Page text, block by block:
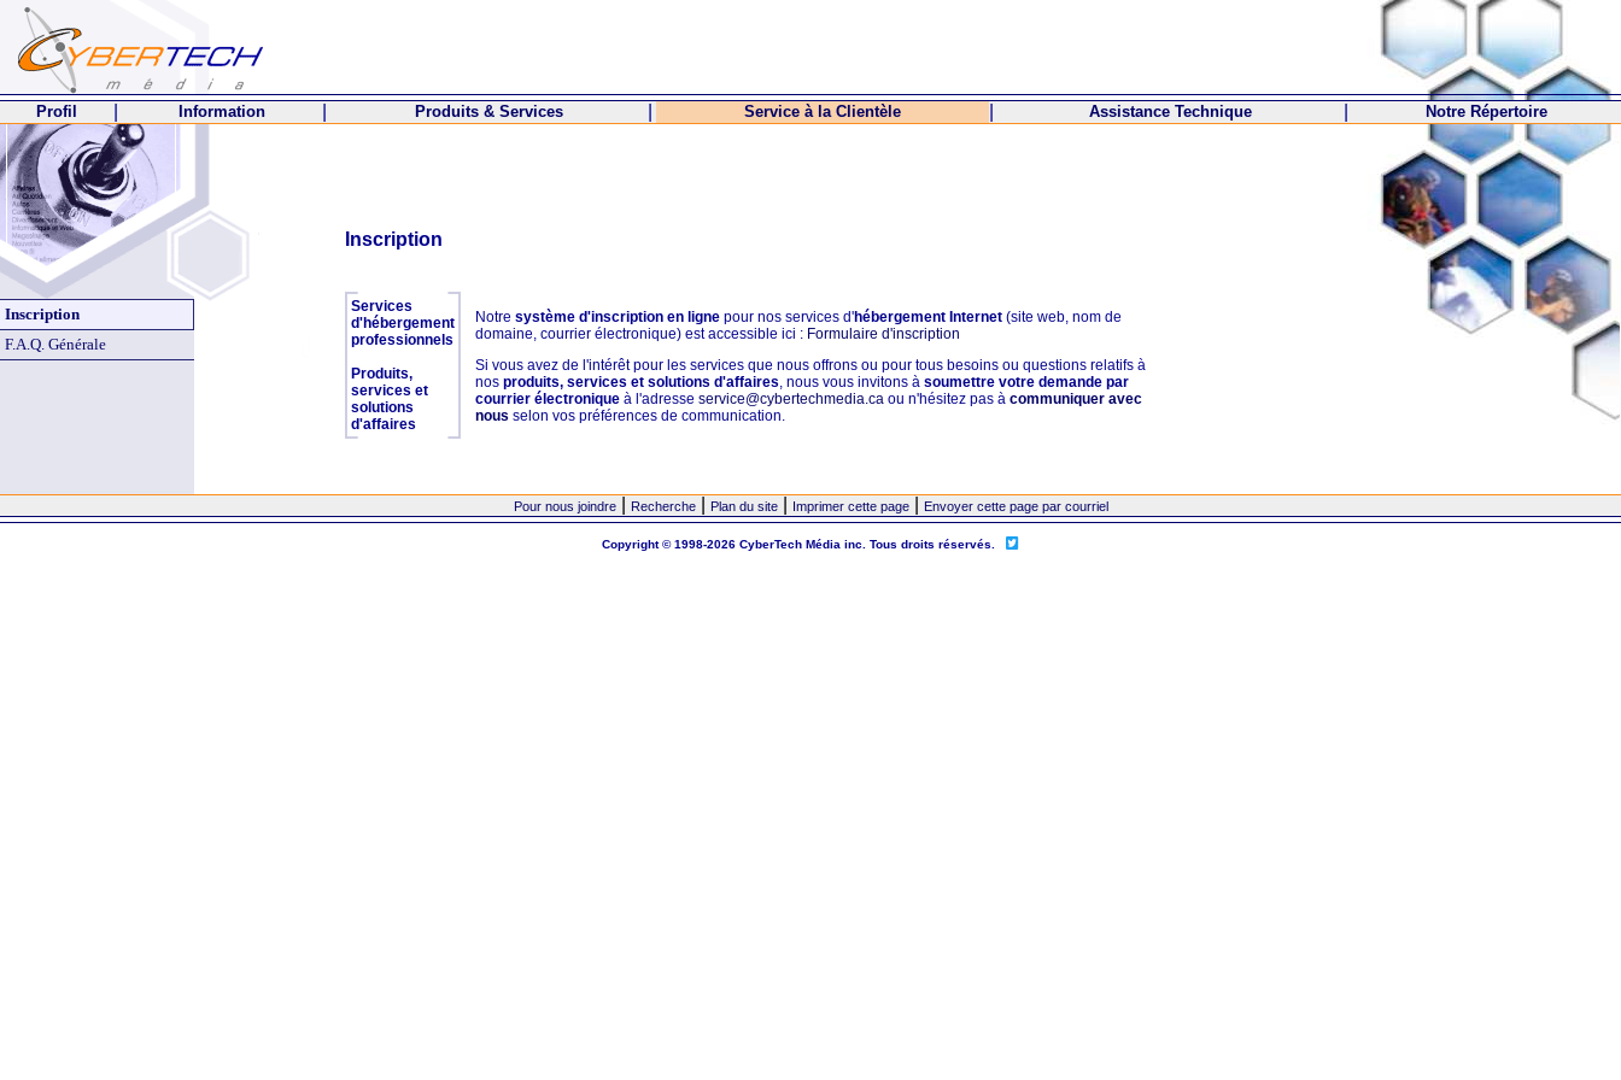
Profil Information Produits & Services Service à la Clientèle Assistance Technique Notre Répertoire
Inscription
F.A.Q. Générale
Inscription
Services
d'hébergement
professionnels
Produits,
services et
solutions
d'affaires
Notre système d'inscription en lignepour nos services d'hébergement Internet(site web, nom de
domaine, courrier électronique) est accessible ici : Formulaire d'inscription
Si vous avez de l'intérêt pour les services que nous offrons ou pour tous besoins ou questions relatifs à
nos produits, services et solutions d'affaires, nous vous invitons à soumettre votre demande par
courrier électroniqueà l'adresse service@cybertechmedia.caou n'hésitez pas à communiquer avec
nous selon vos préférences de communication.
Pour nous joindre| Recherche| Plan du site| Imprimer cette page| Envoyer cette page par courriel
Copyright © 1998-2026 CyberTech Média inc. Tous droits réservés.